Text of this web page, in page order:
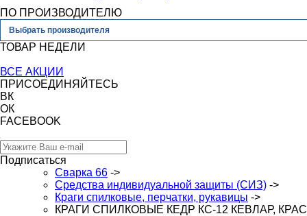
ПО ПРОИЗВОДИТЕЛЮ
Выбрать производителя
ТОВАР НЕДЕЛИ
ВСЕ АКЦИИ
ПРИСОЕДИНЯЙТЕСЬ
ВК
ОК
FACEBOOK
Подписаться
Сварка 66 ->
Средства индивидуальной защиты (СИЗ) ->
Краги спилковые, перчатки, рукавицы ->
КРАГИ СПИЛКОВЫЕ КЕДР КС-12 КЕВЛАР,